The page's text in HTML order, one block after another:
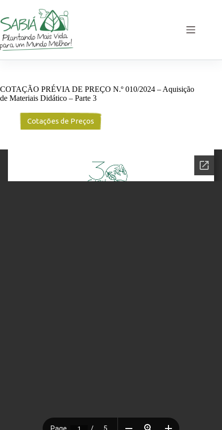
o
conteúdo
COTAÇÃO PRÉVIA DE PREÇO N.º 010/2024 – Aquisição
de Materiais Didático – Parte 3
Cotações de Preços